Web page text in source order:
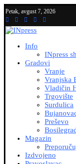
Petak, avgust 7, 2026
Info
INpress
Gradovi
Vranje
Vranjska
Vladičin
Trgovište
Surdulica
Preševo
Magazin
Izdvojeno